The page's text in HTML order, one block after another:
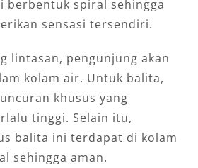
berbentuk spiral sehingga
sensasi tersendiri.
lintasan, pengunjung akan
kolam air. Untuk balita,
khusus yang
tinggi. Selain itu,
balita ini terdapat di kolam
sehingga aman.